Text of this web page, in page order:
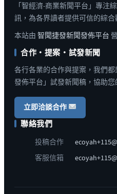
「智經濟-商業新聞平台」專注
訊，為各界讀者提供可信的綜合
本站由 智聞捷發新聞發佈平台
合作・提案・試發新聞
各行各業的合作與提案，我們
發佈平台」試發新聞稿，協助
立即洽談合作
聯絡我們
投稿合作
客服信箱